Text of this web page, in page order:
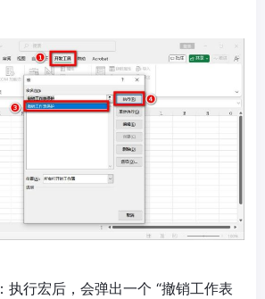
：执行宏后，会弹出一个 “撤销工作表